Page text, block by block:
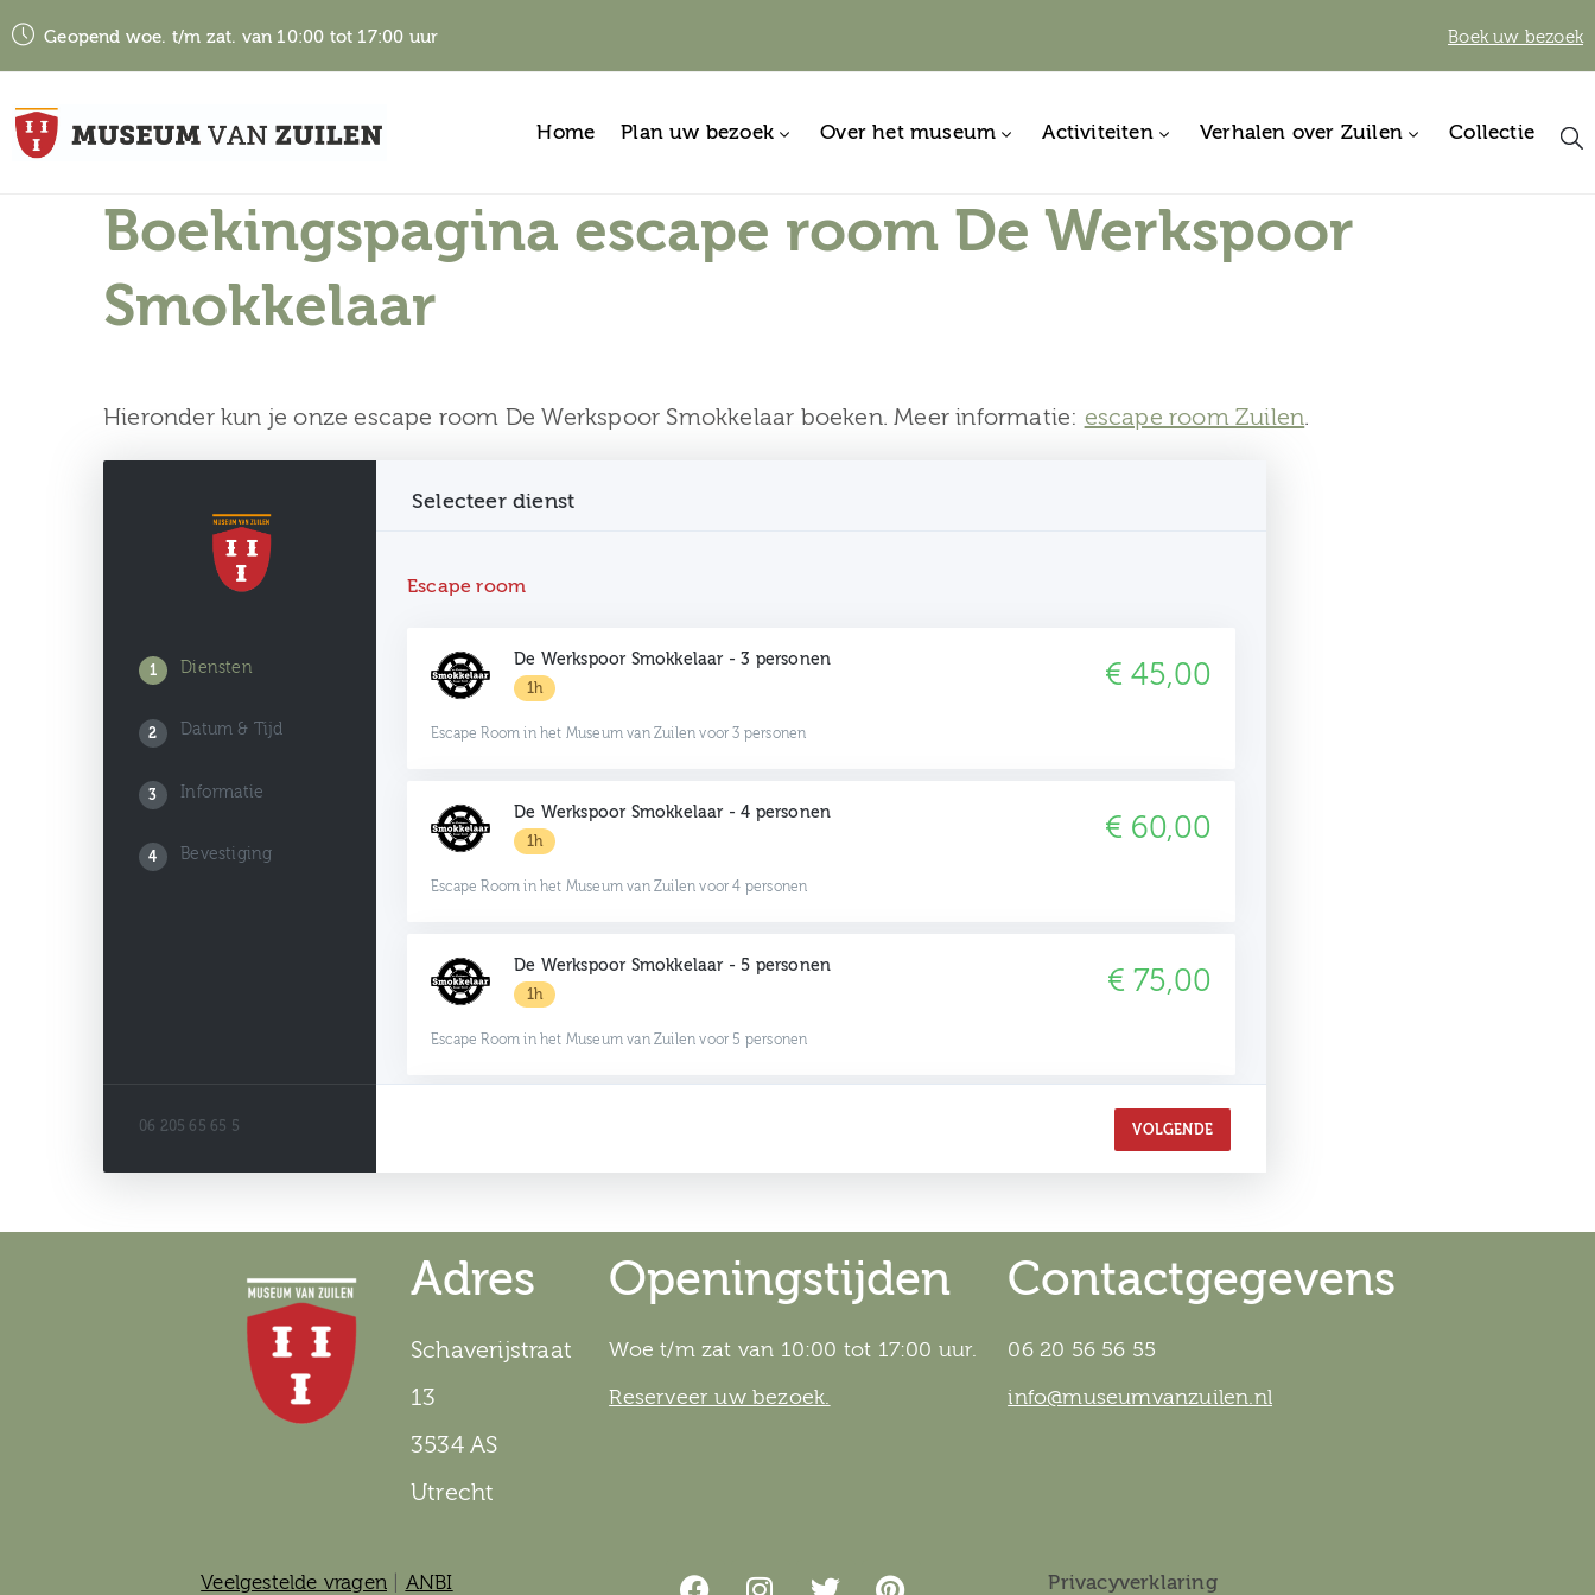
Geopend woe. t/m zat. van 10:00 tot 17:00 uur Boek uw bezoek
Home Plan uw bezoek Over het museum Activiteiten Verhalen over Zuilen Collectie
Boekingspagina escape room De Werkspoor
Smokkelaar
Hieronder kun je onze escape room De Werkspoor Smokkelaar boeken. Meer informatie: escape room Zuilen.
1 Diensten
2 Datum & Tijd
3 Informatie
4 Bevestiging
06 205 65 65 5
Selecteer dienst
Escape room
De Werkspoor Smokkelaar - 3 personen
1h € 45,00
Escape Room in het Museum van Zuilen voor 3 personen
De Werkspoor Smokkelaar - 4 personen
1h € 60,00
Escape Room in het Museum van Zuilen voor 4 personen
De Werkspoor Smokkelaar - 5 personen
1h € 75,00
Escape Room in het Museum van Zuilen voor 5 personen
€ 90,00
VOLGENDE
Adres
Schaverijstraat
13
3534 AS
Utrecht
Openingstijden
Woe t/m zat van 10:00 tot 17:00 uur.
Reserveer uw bezoek.
Contactgegevens
06 20 56 56 55
info@museumvanzuilen.nl
Veelgestelde vragen ANBI Privacyverklaring